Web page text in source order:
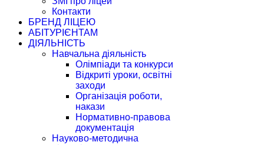
Контакти
БРЕНД ЛІЦЕЮ
АБІТУРІЄНТАМ
ДІЯЛЬНІСТЬ
Навчальна діяльність
Олімпіади та конкурси
Відкриті уроки, освітні
заходи
Організація роботи,
накази
Нормативно-правова
документація
Науково-методична